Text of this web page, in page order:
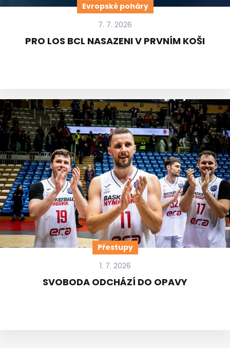
Evropské poháry
7. 7. 2026
PRO LOS BCL NASAZENI V PRVNÍM KOŠI
Přestupy
1. 7. 2026
SVOBODA ODCHÁZÍ DO OPAVY